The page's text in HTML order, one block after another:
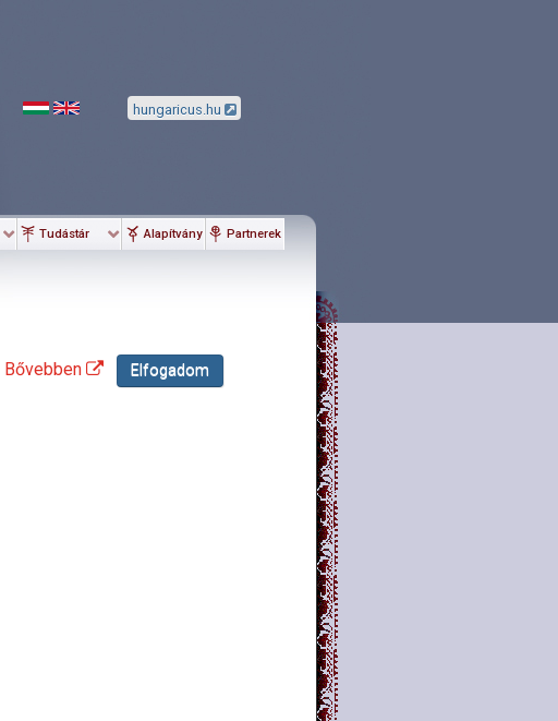
hungaricus.hu
Tudástár Alapítvány Partnerek
Bővebben Elfogadom